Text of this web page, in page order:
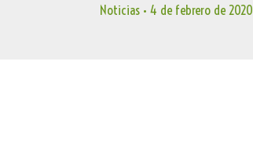
Noticias• 4 de febrero de 2020